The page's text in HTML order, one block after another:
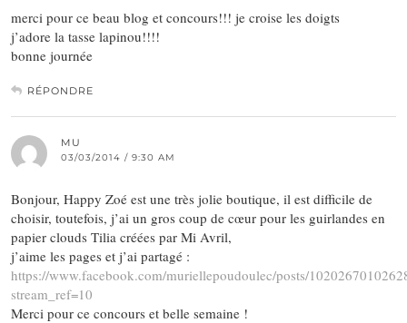
merci pour ce beau blog et concours!!! je croise les doigts
j’adore la tasse lapinou!!!!
bonne journée
RÉPONDRE
MU
03/03/2014 / 9:30 AM
Bonjour, Happy Zoé est une très jolie boutique, il est difficile de
choisir, toutefois, j’ai un gros coup de cœur pour les guirlandes en
papier clouds Tilia créées par Mi Avril,
j’aime les pages et j’ai partagé :
https://www.facebook.com/muriellepoudoulec/posts/
stream_ref=10
Merci pour ce concours et belle semaine !